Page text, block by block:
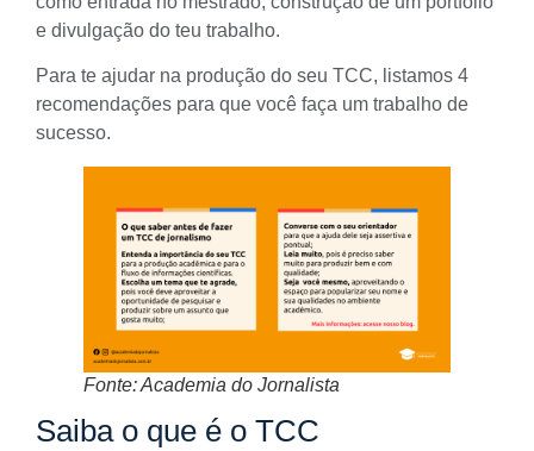
e divulgação do teu trabalho.
Para te ajudar na produção do seu TCC, listamos 4
recomendações para que você faça um trabalho de
sucesso.
Fonte: Academia do Jornalista
Saiba o que é o TCC